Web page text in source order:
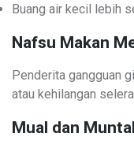
Buang air kecil lebih
Nafsu Makan
Penderita gangguan
atau kehilangan selera
Mual dan